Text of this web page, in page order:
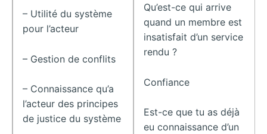
– Utilité du système
pour l’acteur
– Gestion de conflits
– Connaissance qu’a
l’acteur des principes
de justice du système
Qu’est-ce qui arrive
quand un membre est
insatisfait d’un service
rendu ?
Confiance
Est-ce que tu as déjà
eu connaissance d’un